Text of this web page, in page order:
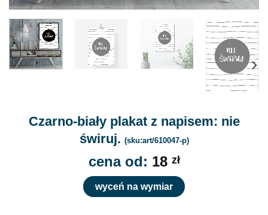
Czarno-biały plakat z napisem: nie
świruj. (sku:art/610047-p)
cena od: 18 zł
wyceń na wymiar